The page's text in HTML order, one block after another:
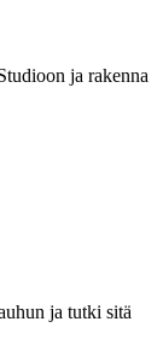
ja rakenna
ja tutki sitä